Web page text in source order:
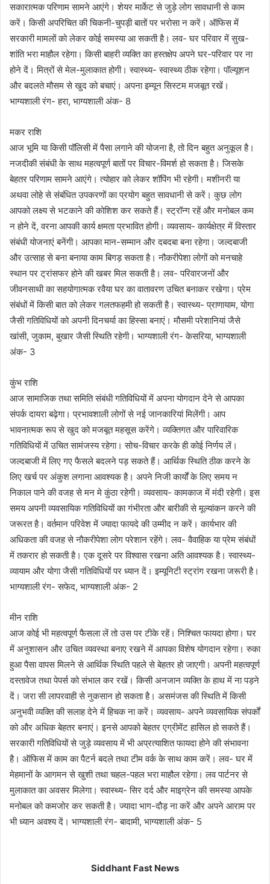
सकारात्मक परिणाम सामने आएंगे। शेयर मार्केट से जुड़े लोग सावधानी से काम
करें। किसी अपरिचित की चिकनी-चुपड़ी बातों पर भरोसा न करें। ऑफिस में
सरकारी मामलों को लेकर कोई समस्या आ सकती है। लव- घर परिवार में सुख-
शांति भरा माहौल रहेगा। किसी बाहरी व्यक्ति का हस्तक्षेप अपने घर-परिवार पर ना
होने दें। मित्रों से मेल-मुलाकात होगी। स्वास्थ्य- स्वास्थ्य ठीक रहेगा। पॉल्यूशन
और बदलते मौसम से खुद को बचाएं। अपना इम्यून सिस्टम मजबूत रखें।
भाग्यशाली रंग- हरा, भाग्यशाली अंक- 8
मकर राशि
आज भूमि या किसी पॉलिसी में पैसा लगाने की योजना है, तो दिन बहुत अनुकूल है।
नजदीकी संबंधी के साथ महत्वपूर्ण बातों पर विचार-विमर्श हो सकता है। जिसके
बेहतर परिणाम सामने आएंगे। त्योहार को लेकर शॉपिंग भी रहेगी। मशीनरी या
अथवा लोहे से संबंधित उपकरणों का प्रयोग बहुत सावधानी से करें। कुछ लोग
आपको लक्ष्य से भटकाने की कोशिश कर सकते हैं। स्ट्रॉन्ग रहें और मनोबल कम
न होने दें, वरना आपकी कार्य क्षमता प्रभावित होगी। व्यवसाय- कार्यक्षेत्र में विस्तार
संबंधी योजनाएं बनेंगी। आपका मान-सम्मान और दबदबा बना रहेगा। जल्दबाजी
और उत्साह से बना बनाया काम बिगड़ सकता है। नौकरीपेशा लोगों को मनचाहे
स्थान पर ट्रांसफर होने की खबर मिल सकती है। लव- परिवारजनों और
जीवनसाथी का सहयोगात्मक रवैया घर का वातावरण उचित बनाकर रखेगा। प्रेम
संबंधों में किसी बात को लेकर गलतफहमी हो सकती है। स्वास्थ्य- प्राणायाम, योगा
जैसी गतिविधियों को अपनी दिनचर्या का हिस्सा बनाएं। मौसमी परेशानियां जैसे
खांसी, जुकाम, बुखार जैसी स्थिति रहेगी। भाग्यशाली रंग- केसरिया, भाग्यशाली
अंक- 3
कुंभ राशि
आज सामाजिक तथा समिति संबंधी गतिविधियों में अपना योगदान देने से आपका
संपर्क दायरा बढ़ेगा। प्रभावशाली लोगों से नई जानकारियां मिलेंगी। आप
भावनात्मक रूप से खुद को मजबूत महसूस करेंगे। व्यक्तिगत और पारिवारिक
गतिविधियों में उचित सामंजस्य रहेगा। सोच-विचार करके ही कोई निर्णय लें।
जल्दबाजी में लिए गए फैसले बदलने पड़ सकते हैं। आर्थिक स्थिति ठीक करने के
लिए खर्च पर अंकुश लगाना आवश्यक है। अपने निजी कार्यों के लिए समय न
निकाल पाने की वजह से मन मे कुंठा रहेगी। व्यवसाय- कामकाज में मंदी रहेगी। इस
समय अपनी व्यवसायिक गतिविधियों का गंभीरता और बारीकी से मूल्यांकन करने की
जरूरत है। वर्तमान परिवेश में ज्यादा फायदे की उम्मीद न करें। कार्यभार की
अधिकता की वजह से नौकरीपेशा लोग परेशान रहेंगे। लव- वैवाहिक या प्रेम संबंधों
में तकरार हो सकती है। एक दूसरे पर विश्वास रखना अति आवश्यक है। स्वास्थ्य-
व्यायाम और योगा जैसी गतिविधियों पर ध्यान दें। इम्यूनिटी स्ट्रांग रखना जरूरी है।
भाग्यशाली रंग- सफेद, भाग्यशाली अंक- 2
मीन राशि
आज कोई भी महत्वपूर्ण फैसला लें तो उस पर टीके रहें। निश्चित फायदा होगा। घर
में अनुशासन और उचित व्यवस्था बनाए रखने में आपका विशेष योगदान रहेगा। रुका
हुआ पैसा वापस मिलने से आर्थिक स्थिति पहले से बेहतर हो जाएगी। अपनी महत्वपूर्ण
दस्तावेज तथा पेपर्स को संभाल कर रखें। किसी अनजान व्यक्ति के हाथ में ना पड़ने
दें। जरा सी लापरवाही से नुकसान हो सकता है। असमंजस की स्थिति में किसी
अनुभवी व्यक्ति की सलाह देने में हिचक ना करें। व्यवसाय- अपने व्यवसायिक संपर्कों
को और अधिक बेहतर बनाएं। इनसे आपको बेहतर एग्रीमेंट हासिल हो सकते हैं।
सरकारी गतिविधियों से जुड़े व्यवसाय में भी अप्रत्याशित फायदा होने की संभावना
है। ऑफिस में काम का पैटर्न बदले तथा टीम वर्क के साथ काम करें। लव- घर में
मेहमानों के आगमन से खुशी तथा चहल-पहल भरा माहौल रहेगा। लव पार्टनर से
मुलाकात का अवसर मिलेगा। स्वास्थ्य- सिर दर्द और माइग्रेन की समस्या आपके
मनोबल को कमजोर कर सकती है। ज्यादा भाग-दौड़ ना करें और अपने आराम पर
भी ध्यान अवश्य दें। भाग्यशाली रंग- बादामी, भाग्यशाली अंक- 5
Siddhant Fast News